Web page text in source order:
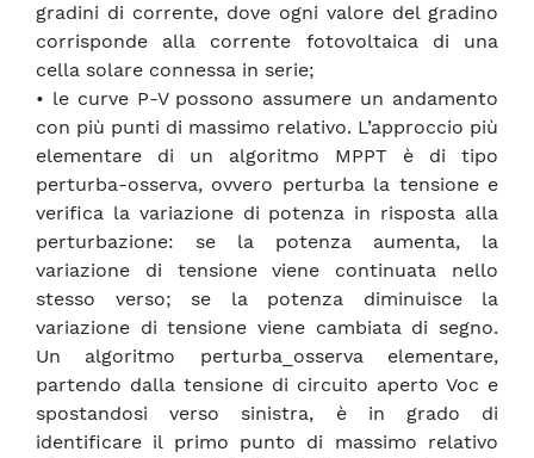
gradini di corrente, dove ogni valore del gradino
corrisponde alla corrente fotovoltaica di una
cella solare connessa in serie;
• le curve P-V possono assumere un andamento
con più punti di massimo relativo. L’approccio più
elementare di un algoritmo MPPT è di tipo
perturba-osserva, ovvero perturba la tensione e
verifica la variazione di potenza in risposta alla
perturbazione: se la potenza aumenta, la
variazione di tensione viene continuata nello
stesso verso; se la potenza diminuisce la
variazione di tensione viene cambiata di segno.
Un algoritmo perturba_osserva elementare,
partendo dalla tensione di circuito aperto Voc e
spostandosi verso sinistra, è in grado di
identificare il primo punto di massimo relativo